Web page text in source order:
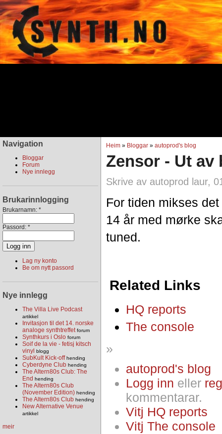
Navigation
Bloggar
Forum
Nye innlegg
Brukarinnlogging
Brukarnamn: *
Passord: *
Lag ny konto
Be om nytt passord
Nye innlegg
The Villa Live Podcast
artikkel
Invitasjon til det 14. norske
analoge synthtreffet forum
Synthkurs i Oslo forum
Soif de la vie - fetisj kitsch
vinyl
blogg
SubKult Kick-off hending
Cyberdyne Club hending
The Altern80s Club: The
End hending
The Altern80s Club
(November Edition) hending
The Altern80s Club hending
New Alternative Venue
artikkel
meir
Heim » Bloggar » autoprod's blog
Zensor - Ut av
Skrive av autoprod laur,
For tiden mikses
14 år med mørke
tuned.
Related Links
HQ reports
The console
»
autoprod's blog
Logg inn eller
kommentarar.
Vitj HQ reports
Vitj The console